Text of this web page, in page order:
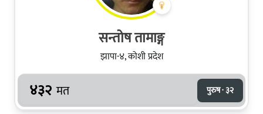
सन्तोष तामाङ्ग
झापा-४, कोशी प्रदेश
४३२ मत पुरुष · ३२